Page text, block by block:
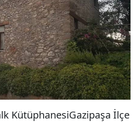
KütüphanesiGazipaşa İlçe